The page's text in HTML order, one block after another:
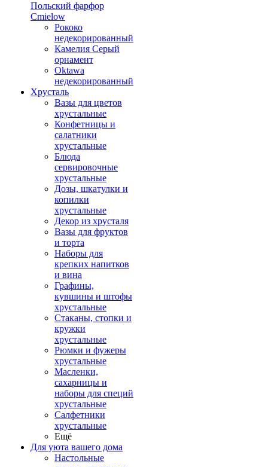
Польский фарфор
Сmielow
Рококо
недекорированный
Камелия Серый
орнамент
Oktawa
недекорированный
Хрусталь
Вазы для цветов
хрустальные
Конфетницы и
салатники
хрустальные
Блюда
сервировочные
хрустальные
Дозы, шкатулки и
копилки
хрустальные
Декор из хрусталя
Вазы для фруктов
и торта
Наборы для
крепких напитков
и вина
Графины,
кувшины и штофы
хрустальные
Стаканы, стопки и
кружки
хрустальные
Рюмки и фужеры
хрустальные
Масленки,
сахарницы и
наборы для специй
хрустальные
Салфетники
хрустальные
Ещё
Для уюта вашего дома
Настольные